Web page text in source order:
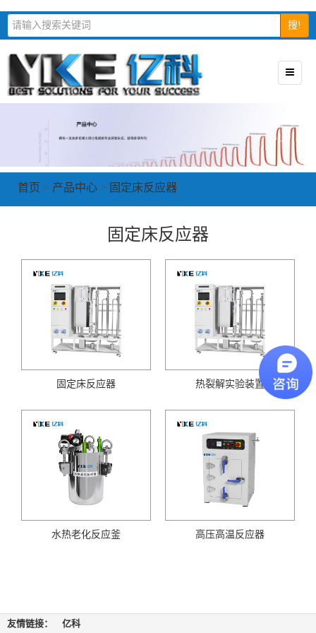
搜!
首页 > 产品中心 > 固定床反应器
固定床反应器
固定床反应器 热裂解实验装置
水热老化反应釜 高压高温反应器
友情链接： 亿科